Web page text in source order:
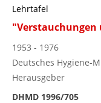
Lehrtafel
"Verstauchungen
1953 - 1976
Deutsches Hygiene-
Herausgeber
DHMD 1996/705